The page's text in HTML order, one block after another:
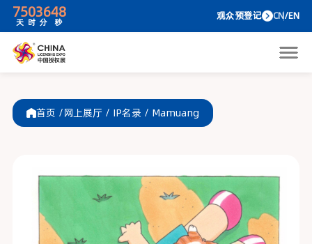
75
天
0
时
36
分
48 观众预
首页 /网上展厅 / IP名录 / Mamuang